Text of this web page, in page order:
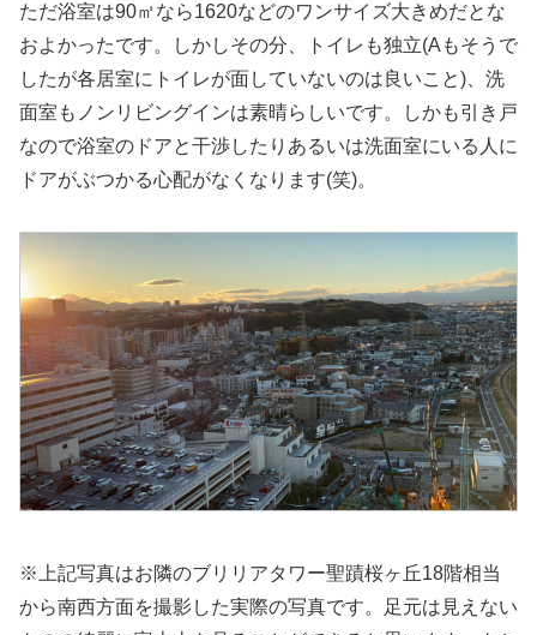
ただ浴室は90㎡なら1620などのワンサイズ大きめだとな
およかったです。しかしその分、トイレも独立(Aもそうで
したが各居室にトイレが面していないのは良いこと)、洗
面室もノンリビングインは素晴らしいです。しかも引き戸
なので浴室のドアと干渉したりあるいは洗面室にいる人に
ドアがぶつかる心配がなくなります(笑)。
※上記写真はお隣のブリリアタワー聖蹟桜ヶ丘18階相当
から南西方面を撮影した実際の写真です。足元は見えない